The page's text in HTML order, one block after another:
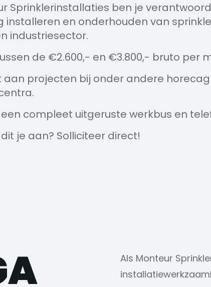
Sprinklerinstallaties ben je
installeren en onderhouden van
industriesector.
de €2.600,- en €3.800,- bruto per
aan projecten bij onder andere
compleet uitgeruste werkbus en
je aan? Solliciteer direct!​
Als Monteur